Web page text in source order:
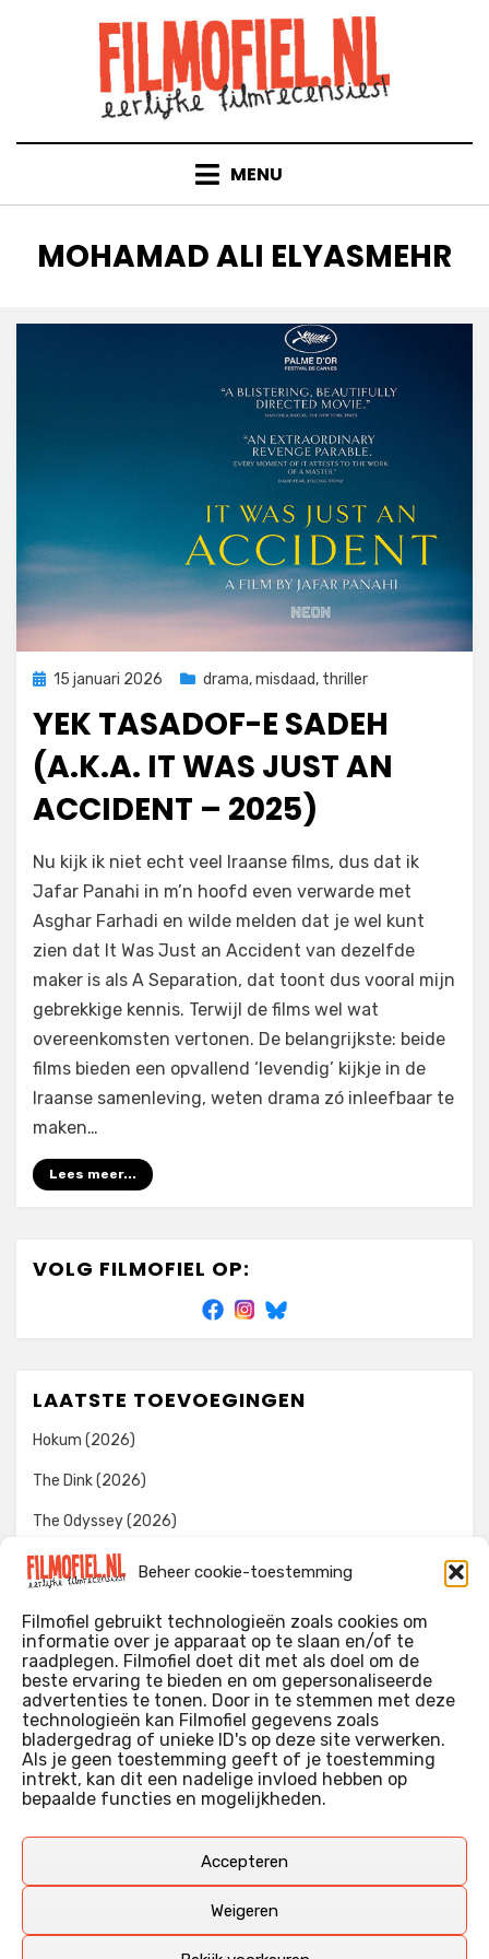
Beheer cookie-toestemming
Filmofiel gebruikt technologieën zoals cookies om
informatie over je apparaat op te slaan en/of te
raadplegen. Filmofiel doet dit met als doel om de
beste ervaring te bieden en om gepersonaliseerde
advertenties te tonen. Door in te stemmen met deze
technologieën kan Filmofiel gegevens zoals
bladergedrag of unieke ID's op deze site verwerken.
Als je geen toestemming geeft of je toestemming
intrekt, kan dit een nadelige invloed hebben op
bepaalde functies en mogelijkheden.
Accepteren
Weigeren
MENU
TAG
:
MOHAMAD ALI ELYASMEHR
Geplaatst
15 januari 2026 drama,misdaad, thriller
YEK TASADOF-E SADEH
(A.K.A. IT WAS JUST AN
ACCIDENT – 2025)
door Filmofiel.nl
Nu kijk ik niet echt veel Iraanse films, dus dat ik
Jafar Panahi in m’n hoofd even verwarde met
Asghar Farhadi en wilde melden dat je wel kunt
zien dat It Was Just an Accident van dezelfde
maker is als A Separation, dat toont dus vooral mijn
gebrekkige kennis. Terwijl de films wel wat
overeenkomsten vertonen. De belangrijkste: beide
films bieden een opvallend ‘levendig’ kijkje in de
Iraanse samenleving, weten drama zó inleefbaar te
maken…
Lees meer...
VOLG FILMOFIEL OP:
LAATSTE TOEVOEGINGEN
Hokum (2026)
The Dink (2026)
The Odyssey (2026)
Evil Dead Burn (2026)
WIE IK BEN…?
Ik ben ooit begonnen met m’n recensies omdat ik zoveel
films keek dat ik af en toe niet meer wist welke ik nu wel of
niet gezien had. Ik ben een filmliefhebber, heb als hobby nog
erg lang in een videotheek gewerkt, en heb als coproducent
Deze recensies zijn dan ook vooral vrij pretentieloze
aangevuld met een groeiende kennis over de kunde én de
kunst van het maken van film.